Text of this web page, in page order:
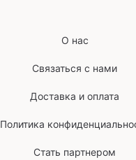
О нас
Связаться с нами
Доставка и оплата
Политика
Стать партнером